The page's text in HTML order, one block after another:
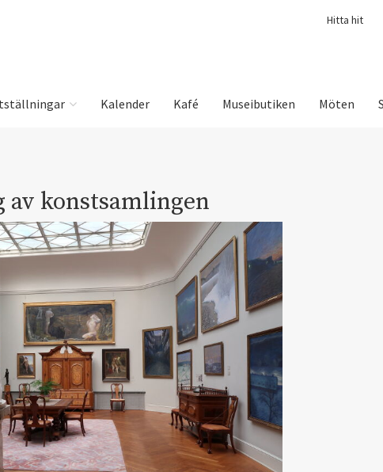
Hitta hit
Kalender Kafé Museibutiken Möten
konstsamlingen